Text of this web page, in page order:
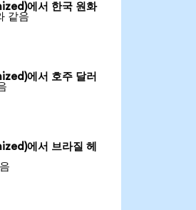
에서 한국 원화
같음
에서 호주 달러
에서 브라질 헤